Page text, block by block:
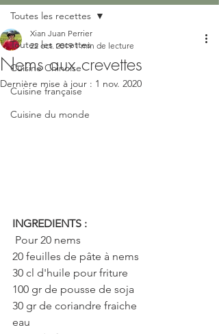
Toutes les recettes
Cuisine Chinoise
Cuisine française
Cuisine du monde
Toutes les recettes
Nems aux crevettes
Xian Juan Perrier
22 oct. 2019 1 min de lecture
Dernière mise à jour : 1 nov. 2020
INGREDIENTS :
Pour 20 nems
20 feuilles de pâte à nems
30 cl d'huile pour friture
100 gr de pousse de soja
30 gr de coriandre fraiche
eau